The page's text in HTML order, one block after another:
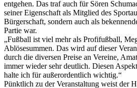
entgehen. Das traf auch für Sören
seiner Eigenschaft als Mitglied des
Bürgerschaft, sondern auch als
Partie war.
„Fußball ist viel mehr als Profifußball,
Ablösesummen. Das wird auf dieser
durch die diversen Preise an Vereine,
immer wieder sehr deutlich. Diesen
halte ich für außerordentlich wichtig.“
Pünktlich zu der Veranstaltung weist der